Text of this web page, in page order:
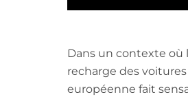
Dans un contexte où
recharge des
européenne fait